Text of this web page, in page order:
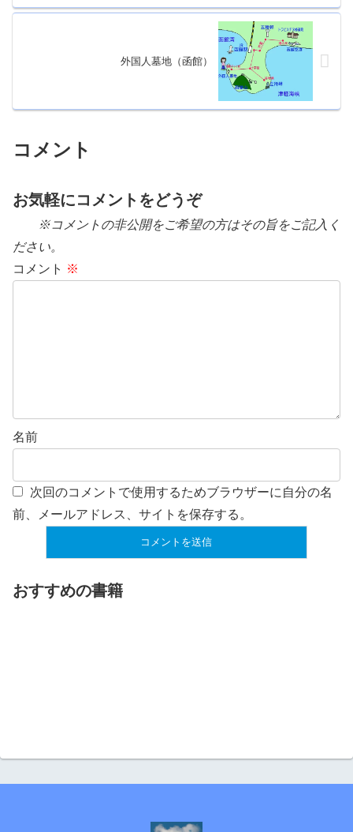
外国人墓地（函館）
コメント
お気軽にコメントをどうぞ
※コメントの非公開をご希望の方はその旨をご記入く
ださい。
コメント ※
名前
次回のコメントで使用するためブラウザーに自分の名
前、メールアドレス、サイトを保存する。
おすすめの書籍